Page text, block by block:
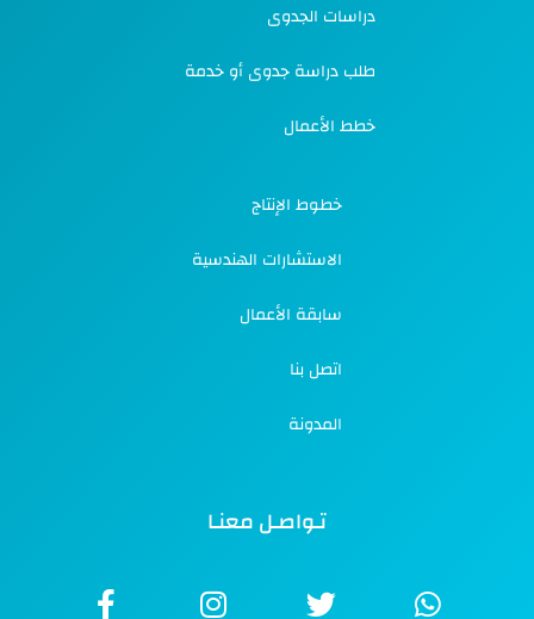
دراسات الجدوى
طلب دراسة جدوى أو خدمة
خطط الأعمال
خطوط الإنتاج
الاستشارات الهندسية
سابقة الأعمال
اتصل بنا
المدونة
تـواصـل معنـا